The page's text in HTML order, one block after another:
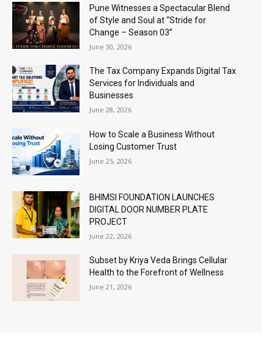
Pune Witnesses a Spectacular Blend
of Style and Soul at “Stride for
Change – Season 03”
June 30, 2026
The Tax Company Expands Digital Tax
Services for Individuals and
Businesses
June 28, 2026
How to Scale a Business Without
Losing Customer Trust
June 25, 2026
BHIMSI FOUNDATION LAUNCHES
DIGITAL DOOR NUMBER PLATE
PROJECT
June 22, 2026
Subset by Kriya Veda Brings Cellular
Health to the Forefront of Wellness
June 21, 2026